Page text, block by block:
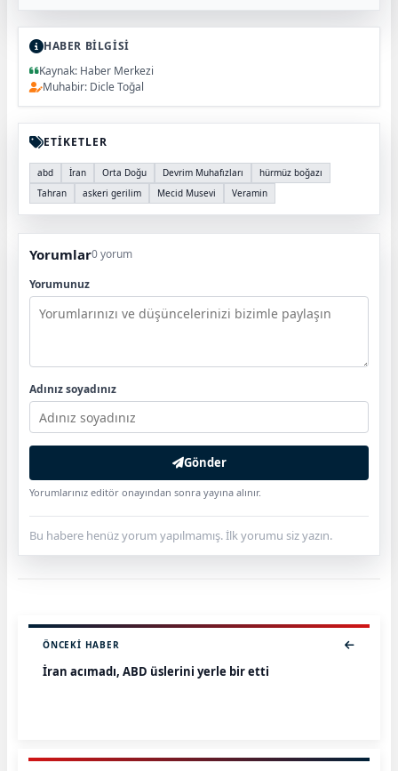
HABER BİLGİSİ
Kaynak: Haber Merkezi
Muhabir: Dicle Toğal
ETİKETLER
abd İran Orta Doğu Devrim Muhafızları
hürmüz boğazı
Tahran
askeri gerilim Mecid Musevi Veramin
Yorumlar0 yorum
Yorumunuz
Adınız soyadınız
Gönder
Yorumlarınız editör onayından sonra yayına alınır.
Bu habere henüz yorum yapılmamış. İlk yorumu siz yazın.
ÖNCEKI HABER
İran acımadı, ABD üslerini yerle bir etti